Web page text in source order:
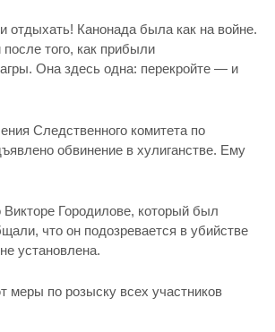
Канонада была как на войне.
того, как прибыли
Она здесь одна: перекройте — и
Следственного комитета по
обвинение в хулиганстве. Ему
Городилове, который был
что он подозревается в убийстве
установлена.
меры по розыску всех участников